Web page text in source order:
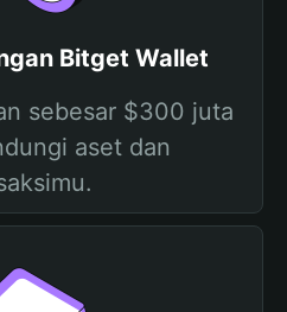
Bitget Wallet
sebesar $300 juta
aset dan